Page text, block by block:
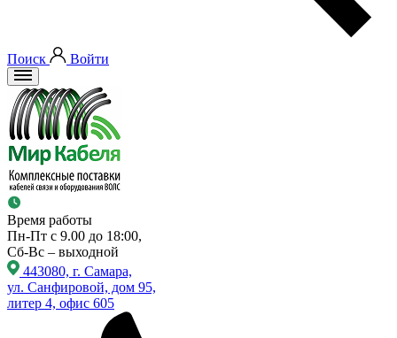
Поиск Войти
Время работы
Пн-Пт с 9.00 до 18:00,
Сб-Вс – выходной
443080, г. Самара,
ул. Санфировой, дом 95,
литер 4, офис 605